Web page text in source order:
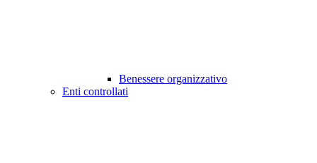
Benessere organizzativo
Enti controllati